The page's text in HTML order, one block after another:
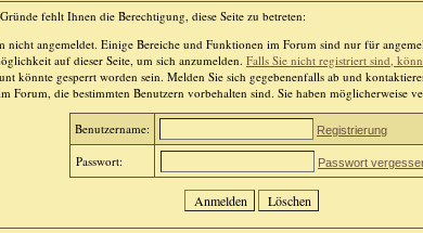
fehlt Ihnen die Berechtigung, diese Seite zu betreten:
nicht angemeldet. Einige Bereiche und Funktionen im Forum sind nur für
auf dieser Seite, um sich anzumelden. Falls Sie nicht registriert sind,
könnte gesperrt worden sein. Melden Sie sich gegebenenfalls ab und
Forum, die bestimmten Benutzern vorbehalten sind. Sie haben möglicherweise
Benutzername: Registrierung
Passwort: Passwort